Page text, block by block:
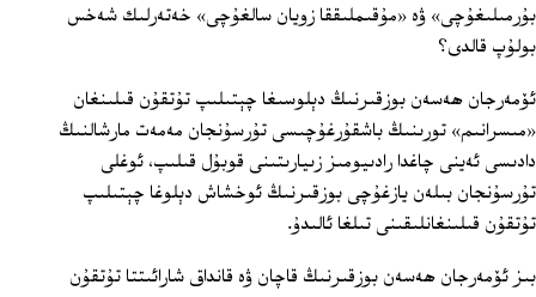
بۇرمىلىغۇچى» ۋە «مۇقىملىققا زويان سالغۇچى» خەتەرلىك شەخس
بولۇپ قالدى؟
ئۆمەرجان ھەسەن بوزقىرنىڭ دېلوسىغا چېتىلىپ تۇتقۇن قىلىنغان
«مىسرانىم» تورىنىڭ باشقۇرغۇچىسى تۇرسۇنجان مەمەت مارشالنىڭ
دادىسى ئەينى چاغدا رادىيومىز زىيارىتىنى قوبۇل قىلىپ، ئوغلى
تۇرسۇنجان بىلەن يازغۇچى بوزقىرنىڭ ئوخشاش دېلوغا چېتىلىپ
تۇتقۇن قىلىنغانلىقىنى تىلغا ئالىدۇ.
بىز ئۆمەرجان ھەسەن بوزقىرنىڭ قاچان ۋە قانداق شارائىتتا تۇتقۇن